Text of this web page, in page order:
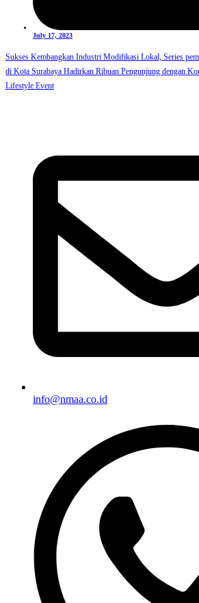
July 17, 2023
Sukses Kembangkan Industri Modifikasi Lokal, Series
di Kota Surabaya Hadirkan Ribuan Pengunjung dengan
Lifestyle Event
info@nmaa.co.id